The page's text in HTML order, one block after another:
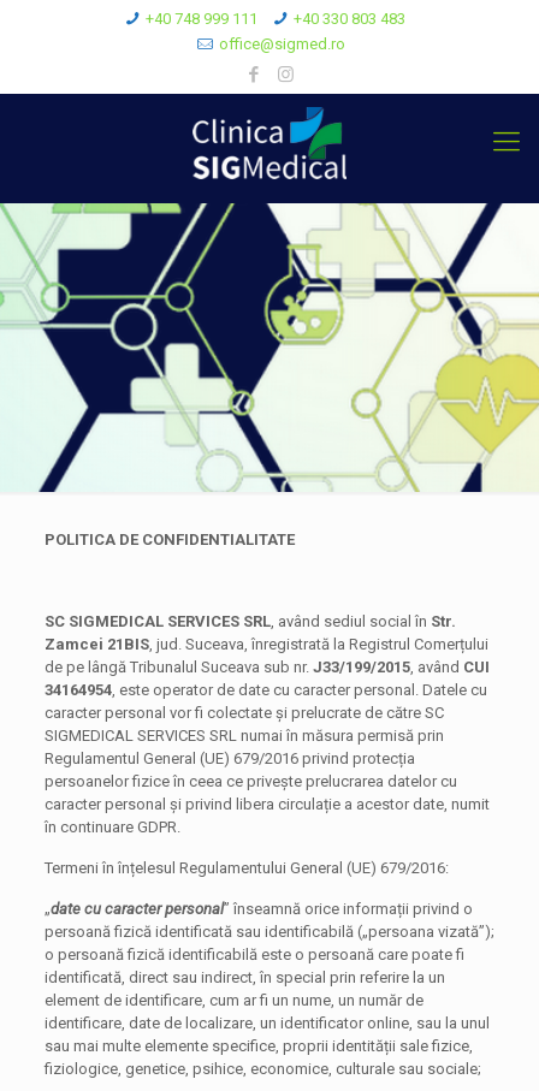
+40 748 999 111
+40 330 803 483
office@sigmed.ro
POLITICA DE CONFIDENTIALITATE
SC SIGMEDICAL SERVICES SRL, având sediul social în Str.
Zamcei 21BIS, jud. Suceava, înregistrată la Registrul Comerțului
de pe lângă Tribunalul Suceava sub nr. J33/199/2015, având CUI
34164954, este operator de date cu caracter personal. Datele cu
caracter personal vor fi colectate și prelucrate de către SC
SIGMEDICAL SERVICES SRL numai în măsura permisă prin
Regulamentul General (UE) 679/2016 privind protecția
persoanelor fizice în ceea ce privește prelucrarea datelor cu
caracter personal și privind libera circulație a acestor date, numit
în continuare GDPR.
Termeni în înțelesul Regulamentului General (UE) 679/2016:
„date cu caracter personal” înseamnă orice informații privind o
persoană fizică identificată sau identificabilă („persoana vizată”);
o persoană fizică identificabilă este o persoană care poate fi
identificată, direct sau indirect, în special prin referire la un
element de identificare, cum ar fi un nume, un număr de
identificare, date de localizare, un identificator online, sau la unul
sau mai multe elemente specifice, proprii identității sale fizice,
fiziologice, genetice, psihice, economice, culturale sau sociale;